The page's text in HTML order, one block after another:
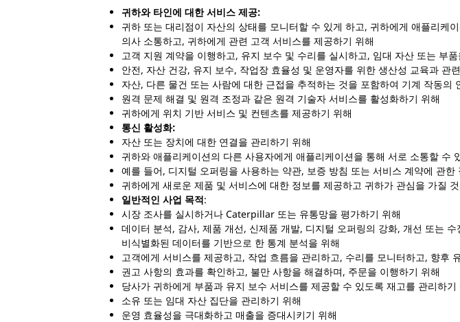
귀하와 타인에 대한 서비스 제공:
귀하 또는 대리점이 자산의 상태를 모니터할 수 있게 하고, 귀하에게 애플리
의사 소통하고, 귀하에게 관련 고객 서비스를 제공하기 위해
고객 지원 계약을 이행하고, 유지 보수 및 수리를 실시하고, 임대 자산 또는 부
안전, 자산 건강, 유지 보수, 작업장 효율성 및 운영자를 위한 생산성 교육과 관
자산, 다른 물건 또는 사람에 대한 근접을 추적하는 것을 포함하여 기계 작동의
원격 문제 해결 및 원격 조정과 같은 원격 기술자 서비스를 활성화하기 위해
귀하에게 위치 기반 서비스 및 컨텐츠를 제공하기 위해
통신 활성화:
자산 또는 장치에 대한 연결을 관리하기 위해
귀하와 애플리케이션의 다른 사용자에게 애플리케이션을 통해 서로 소통할 수
예를 들어, 디지털 오퍼링을 사용하는 약관, 보증 방침 또는 서비스 계약에 관
귀하에게 새로운 제품 및 서비스에 대한 정보를 제공하고 귀하가 관심을 가질
일반적인 사업 목적:
시장 조사를 실시하거나 Caterpillar 또는 유통망을 평가하기 위해
데이터 분석, 감사, 제품 개선, 신제품 개발, 디지털 오퍼링의 강화, 개선 또는
비식별화된 데이터를 기반으로 한 통계 분석을 위해
고객에게 서비스를 제공하고, 작업 흐름을 관리하고, 수리를 모니터하고, 향후
권고 사항의 효과를 확인하고, 불만 사항을 해결하며, 주문을 이행하기 위해
당사가 귀하에게 부품과 유지 보수 서비스를 제공할 수 있도록 재고를 관리하기
소유 또는 임대 자산 집단을 관리하기 위해
운영 효율성을 극대화하고 매출을 증대시키기 위해